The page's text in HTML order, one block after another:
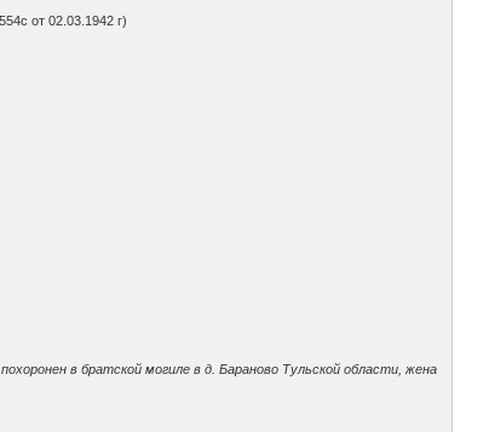
от 02.03.1942 г)
в братской могиле в д. Бараново Тульской области, жена